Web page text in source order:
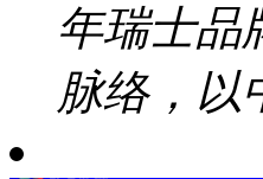
年瑞士品
脉络，以